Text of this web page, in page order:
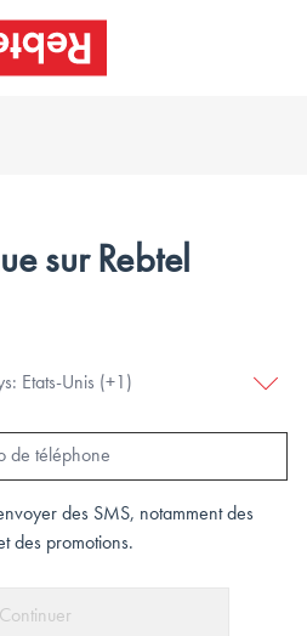
sur Rebtel
des SMS, notamment des
des promotions.
Continuer